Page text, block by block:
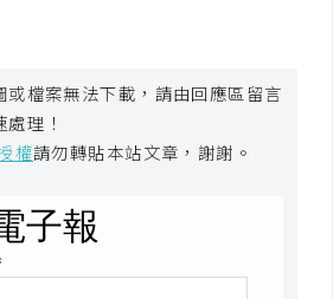
檔案無法下載，請由回應區留言
理！
權請勿轉貼本站文章，謝謝。